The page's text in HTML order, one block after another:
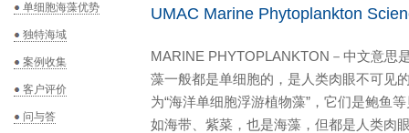
单细胞海藻优势
独特海域
案例收集
客户评价
问与答
UMAC Marine Phytoplankton
MARINE PHYTOPLANKTON－中文意思
藻一般都是单细胞的，是人类肉眼不可见
为“海洋单细胞浮游植物藻”，它们是鲍鱼
如海带、紫菜，也是海藻，但都是人类肉